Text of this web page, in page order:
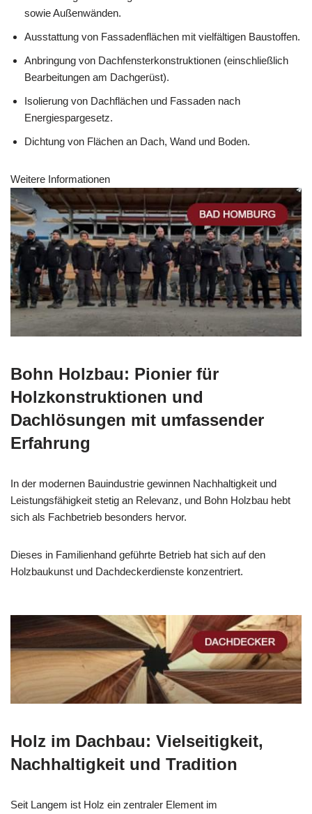
sowie Außenwänden.
Ausstattung von Fassadenflächen mit vielfältigen Baustoffen.
Anbringung von Dachfensterkonstruktionen (einschließlich
Bearbeitungen am Dachgerüst).
Isolierung von Dachflächen und Fassaden nach
Energiespargesetz.
Dichtung von Flächen an Dach, Wand und Boden.
Weitere Informationen
Bohn Holzbau: Pionier für
Holzkonstruktionen und
Dachlösungen mit umfassender
Erfahrung
In der modernen Bauindustrie gewinnen Nachhaltigkeit und
Leistungsfähigkeit stetig an Relevanz, und Bohn Holzbau hebt
sich als Fachbetrieb besonders hervor.
Dieses in Familienhand geführte Betrieb hat sich auf den
Holzbaukunst und Dachdeckerdienste konzentriert.
Holz im Dachbau: Vielseitigkeit,
Nachhaltigkeit und Tradition
Seit Langem ist Holz ein zentraler Element im